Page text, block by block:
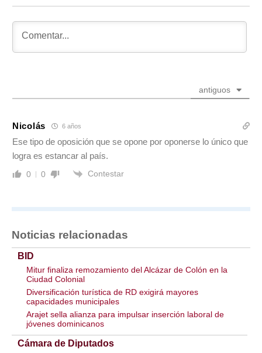
antiguos
Nicolás 6 años
Ese tipo de oposición que se opone por oponerse lo único que
logra es estancar al país.
0 0 Contestar
Noticias relacionadas
BID
Mitur finaliza remozamiento del Alcázar de Colón en la
Ciudad Colonial
Diversificación turística de RD exigirá mayores
capacidades municipales
Arajet sella alianza para impulsar inserción laboral de
jóvenes dominicanos
Cámara de Diputados